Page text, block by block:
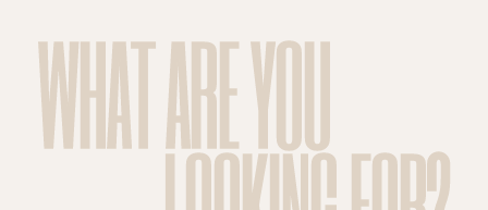
WHAT ARE YOU